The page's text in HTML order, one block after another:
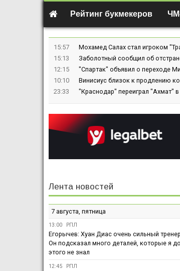
Рейтинг букмекеров
15:57
Мохамед Салах стал игроком
15:13
Заболотный сообщил об
12:15
"Спартак" объявил о переходе
10:10
Винисиус близок к продлению
23:33
"Краснодар" переиграл "Ахмат" в
Лента новостей
7 августа, пятница
13:00 РПЛ
Егорычев: Хуан Диас очень сильный
Он подсказал много деталей, которые я до
этого не знал
12:45 РПЛ